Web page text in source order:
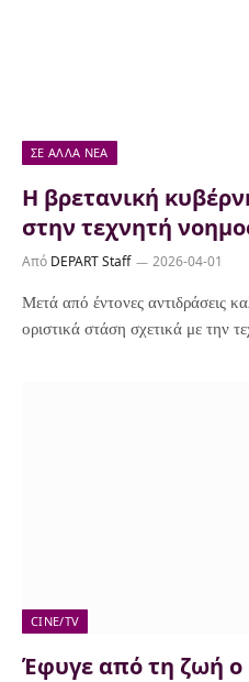
ΣΕ ΆΛΛΑ ΝΈΑ
Η βρετανική
στην τεχνητή
Από DEPART Staff 2026-04-01
Μετά από έντονες αντιδράσεις
οριστικά στάση σχετικά με την
CINE/TV
Έφυγε από τη ζωή ο